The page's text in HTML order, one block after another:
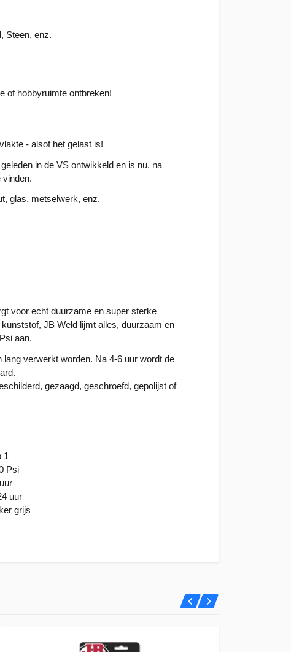
Steen, enz.
of hobbyruimte ontbreken!
- alsof het gelast is!
in de VS ontwikkeld en is nu, na
vinden.
glas, metselwerk, enz.
voor echt duurzame en super sterke
JB Weld lijmt alles, duurzaam en
aan.
verwerkt worden. Na 4-6 uur wordt de
gezaagd, geschroefd, gepolijst of
1
Psi
uur
grijs